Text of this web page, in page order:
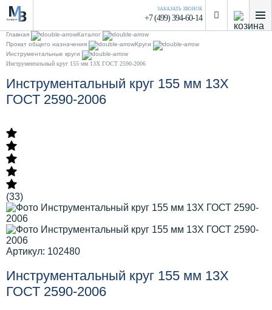
ЗАКАЗАТЬ ЗВОНОК
+7 (499) 394-60-14
Главная
Каталог
Прокат общего назначения
Круги
Инструментальные круги
Инструментальный круг 155 мм 13Х ГОСТ 2590-2006
Инструментальный круг 155 мм 13Х
ГОСТ 2590-2006
(33)
Артикул: 102480
Инструментальный круг 155 мм 13Х
ГОСТ 2590-2006